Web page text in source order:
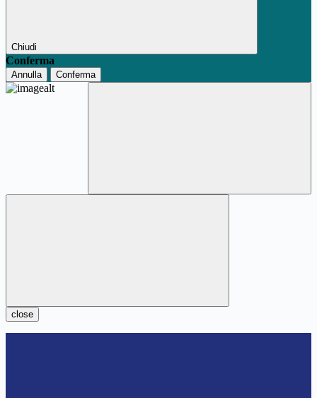
Chiudi
Conferma
Annulla Conferma
close